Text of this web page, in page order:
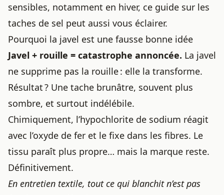
sensibles, notamment en hiver, ce guide sur les
taches de sel peut aussi vous éclairer.
Pourquoi la javel est une fausse bonne idée
Javel + rouille = catastrophe annoncée. La javel
ne supprime pas la rouille : elle la transforme.
Résultat ? Une tache brunâtre, souvent plus
sombre, et surtout indélébile.
Chimiquement, l’hypochlorite de sodium réagit
avec l’oxyde de fer et le fixe dans les fibres. Le
tissu paraît plus propre… mais la marque reste.
Définitivement.
En entretien textile, tout ce qui blanchit n’est pas